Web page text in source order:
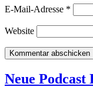
E-Mail-Adresse *
Website
Neue